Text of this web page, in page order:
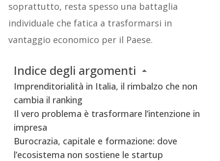
soprattutto, resta spesso una battaglia
individuale che fatica a trasformarsi in
vantaggio economico per il Paese.
Indice degli argomenti
Imprenditorialità in Italia, il rimbalzo che non
cambia il ranking
Il vero problema è trasformare l’intenzione in
impresa
Burocrazia, capitale e formazione: dove
l’ecosistema non sostiene le startup